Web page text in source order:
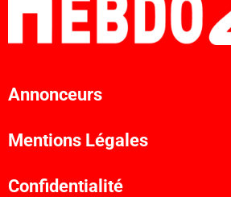
Annonceurs
Mentions Légales
Confidentialité